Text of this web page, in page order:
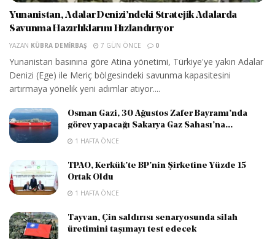
Yunanistan, Adalar Denizi’ndeki Stratejik Adalarda
Savunma Hazırlıklarını Hızlandırıyor
YAZAN KÜBRA DEMIRBAŞ 7 GÜN ÖNCE 0
Yunanistan basınına göre Atina yönetimi, Türkiye'ye yakın Adalar
Denizi (Ege) ile Meriç bölgesindeki savunma kapasitesini
artırmaya yönelik yeni adımlar atıyor....
Osman Gazi, 30 Ağustos Zafer Bayramı’nda
görev yapacağı Sakarya Gaz Sahası’na...
1 HAFTA ÖNCE
TPAO, Kerkük’te BP’nin Şirketine Yüzde 15
Ortak Oldu
1 HAFTA ÖNCE
Tayvan, Çin saldırısı senaryosunda silah
üretimini taşımayı test edecek